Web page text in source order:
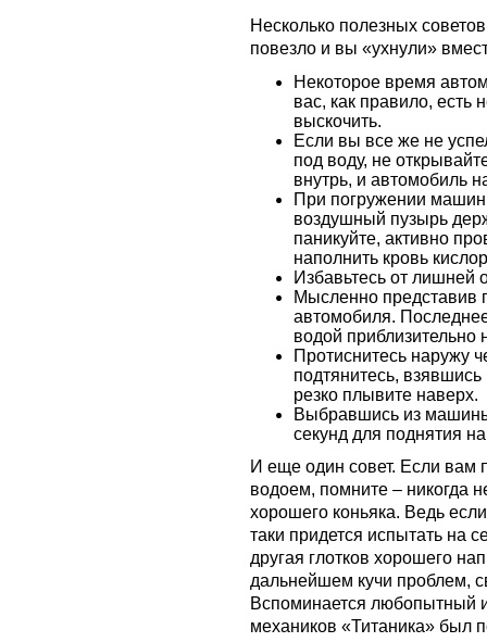
Несколько полезных
повезло и вы «ухнули»
Некоторое время
вас, как правило, есть
выскочить.
Если вы все же не
под воду, не
внутрь, и автомобиль
При погружении
воздушный пузырь
паникуйте, активно
наполнить кровь
Избавьтесь от лишней
Мысленно представив
автомобиля.
водой приблизительно
Протиснитесь наружу
подтянитесь,
резко плывите наверх.
Выбравшись из
секунд для поднятия
И еще один совет. Если вам
водоем, помните – никогда
хорошего коньяка. Ведь
таки придется испытать на
другая глотков хорошего
дальнейшем кучи проблем,
Вспоминается любопытный
механиков «Титаника» был